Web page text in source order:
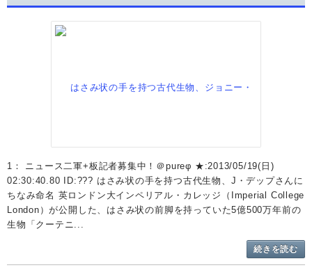
1： ニュース二軍+板記者募集中！＠pureφ ★:2013/05/19(日)
02:30:40.80 ID:??? はさみ状の手を持つ古代生物、J・デップさんに
ちなみ命名 英ロンドン大インペリアル・カレッジ（Imperial College
London）が公開した、はさみ状の前脚を持っていた5億500万年前の
生物「クーテニ...
続きを読む